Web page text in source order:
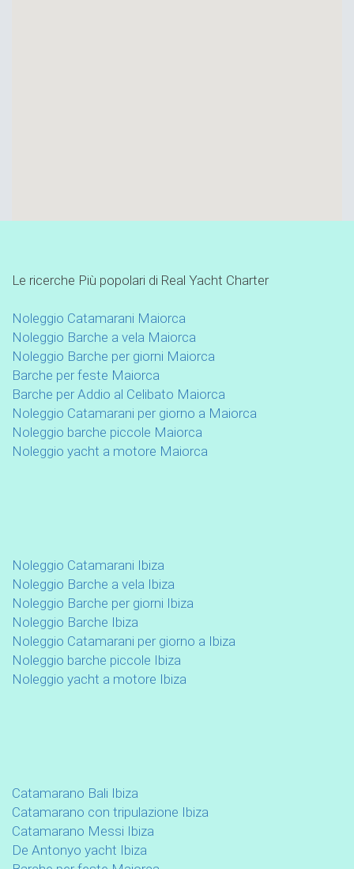
Le ricerche Più popolari di Real Yacht Charter
Noleggio Catamarani Maiorca
Noleggio Barche a vela Maiorca
Noleggio Barche per giorni Maiorca
Barche per feste Maiorca
Barche per Addio al Celibato Maiorca
Noleggio Catamarani per giorno a Maiorca
Noleggio barche piccole Maiorca
Noleggio yacht a motore Maiorca
Noleggio Catamarani Ibiza
Noleggio Barche a vela Ibiza
Noleggio Barche per giorni Ibiza
Noleggio Barche Ibiza
Noleggio Catamarani per giorno a Ibiza
Noleggio barche piccole Ibiza
Noleggio yacht a motore Ibiza
Catamarano Bali Ibiza
Catamarano con tripulazione Ibiza
Catamarano Messi Ibiza
De Antonyo yacht Ibiza